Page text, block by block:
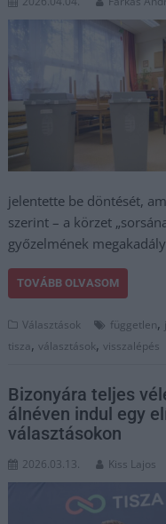
jelentette be döntését,
szerint – a körzet
győzelmének
TOVÁBB OLVASOM
Választások független,
tisza,választások,visszalépés
Bizonyára teljes
álnéven indul egy
választásokon
2026.03.13. Kiss Lajos